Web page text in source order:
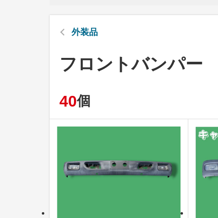
外装品
フロントバンパー
40個